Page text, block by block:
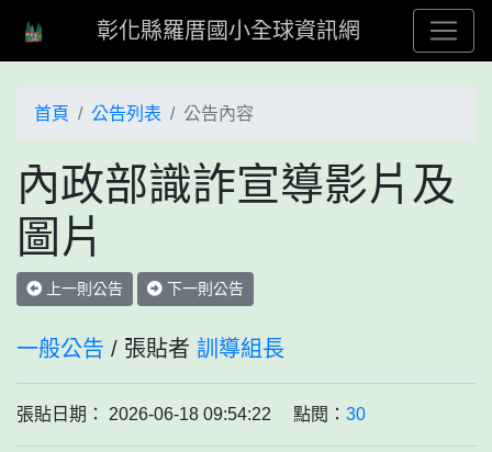
彰化縣羅厝國小全球資訊網
首頁 公告列表 公告內容
內政部識詐宣導影片及
圖片
上一則公告 下一則公告
一般公告 / 張貼者 訓導組長
張貼日期： 2026-06-18 09:54:22 點閱： 30